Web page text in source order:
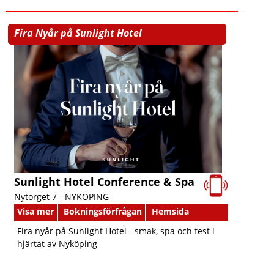
Fira Nyår på Sunlight Hotel
Sunlight Hotel Conference & Spa
Nytorget 7 - NYKÖPING
Visa mer
Bokningsförfrågan
Hemsida
Fira nyår på Sunlight Hotel - smak, spa och fest i
hjärtat av Nyköping